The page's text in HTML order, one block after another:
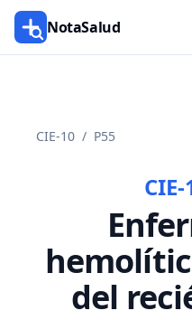
NotaSalud
CIE-10 / P55
del